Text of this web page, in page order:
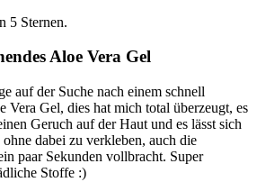
5 Sternen.
Aloe Vera Gel
auf der Suche nach einem schnell
Vera Gel, dies hat mich total überzeugt, es
Geruch auf der Haut und es lässt sich
dabei zu verkleben, auch die
paar Sekunden vollbracht. Super
Stoffe :)